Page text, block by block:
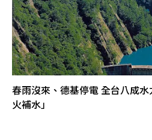
春雨沒來、德基停電 全台八成
火補水」